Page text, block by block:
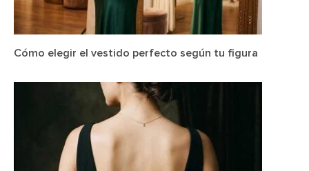
Cómo elegir el vestido perfecto según tu figura